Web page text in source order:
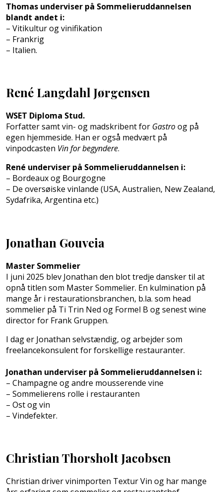
Thomas underviser på Sommelieruddannelsen
blandt andet i:
– Vitikultur og vinifikation
– Frankrig
– Italien.
René Langdahl Jørgensen
WSET Diploma Stud.
Forfatter samt vin- og madskribent for Gastroog på
egen hjemmeside. Han er også medvært på
vinpodcasten Vin for begyndere.
René underviser på Sommelieruddannelsen i:
– Bordeaux og Bourgogne
– De oversøiske vinlande (USA, Australien, New Zealand,
Sydafrika, Argentina etc.)
Jonathan Gouveia
Master Sommelier
I juni 2025 blev Jonathan den blot tredje dansker til at
opnå titlen som Master Sommelier. En kulmination på
mange år i restaurationsbranchen, b.la. som head
sommelier på Ti Trin Ned og Formel B og senest wine
director for Frank Gruppen.
I dag er Jonathan selvstændig, og arbejder som
freelancekonsulent for forskellige restauranter.
Jonathan underviser på Sommelieruddannelsen i:
– Champagne og andre mousserende vine
– Sommelierens rolle i restauranten
– Ost og vin
– Vindefekter.
Christian Thorsholt Jacobsen
Christian driver vinimporten Textur Vin og har mange